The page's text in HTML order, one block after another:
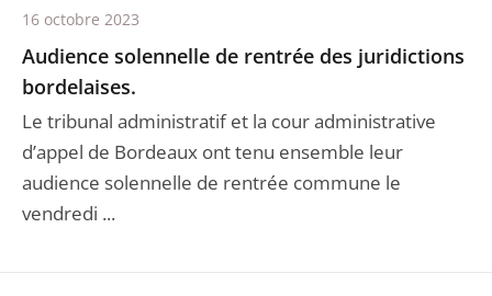
Audience solennelle de rentrée des juridictions
bordelaises.
Le tribunal administratif et la cour administrative
d’appel de Bordeaux ont tenu ensemble leur
audience solennelle de rentrée commune le
vendredi ...
16 octobre 2023